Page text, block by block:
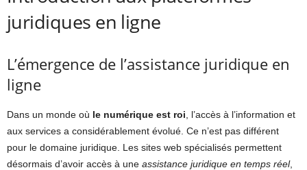
juridiques en ligne
L’émergence de l’assistance juridique en
ligne
Dans un monde où le numérique est roi , l’accès à l’information et
aux services a considérablement évolué. Ce n’est pas différent
pour le domaine juridique. Les sites web spécialisés permettent
désormais d’avoir accès à une assistance juridique en temps réel,